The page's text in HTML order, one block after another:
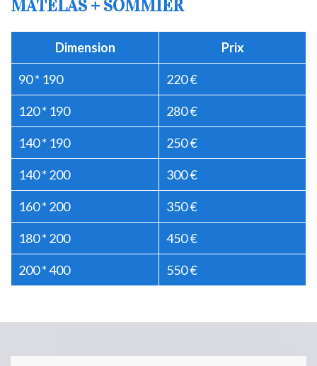
MATELAS + SOMMIER
Dimension Prix
90 * 190 220 €
120 * 190 280 €
140 * 190 250 €
140 * 200 300 €
160 * 200 350 €
180 * 200 450 €
200 * 400 550 €